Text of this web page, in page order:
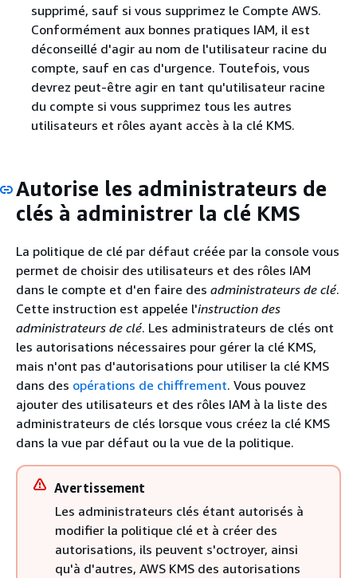
supprimé, sauf si vous supprimez le Compte AWS.
Conformément aux bonnes pratiques IAM, il est
déconseillé d'agir au nom de l'utilisateur racine du
compte, sauf en cas d'urgence. Toutefois, vous
devrez peut-être agir en tant qu'utilisateur racine
du compte si vous supprimez tous les autres
utilisateurs et rôles ayant accès à la clé KMS.
Autorise les administrateurs de
clés à administrer la clé KMS
La politique de clé par défaut créée par la console vous
permet de choisir des utilisateurs et des rôles IAM
dans le compte et d'en faire des administrateurs de clé.
Cette instruction est appelée l'instruction des
administrateurs de clé. Les administrateurs de clés ont
les autorisations nécessaires pour gérer la clé KMS,
mais n'ont pas d'autorisations pour utiliser la clé KMS
dans des opérations de chiffrement. Vous pouvez
ajouter des utilisateurs et des rôles IAM à la liste des
administrateurs de clés lorsque vous créez la clé KMS
dans la vue par défaut ou la vue de la politique.
Avertissement
Les administrateurs clés étant autorisés à
modifier la politique clé et à créer des
autorisations, ils peuvent s'octroyer, ainsi
qu'à d'autres, AWS KMS des autorisations